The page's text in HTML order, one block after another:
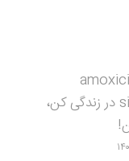
درزندگی کن،